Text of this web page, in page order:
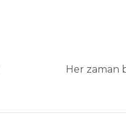
Her zaman